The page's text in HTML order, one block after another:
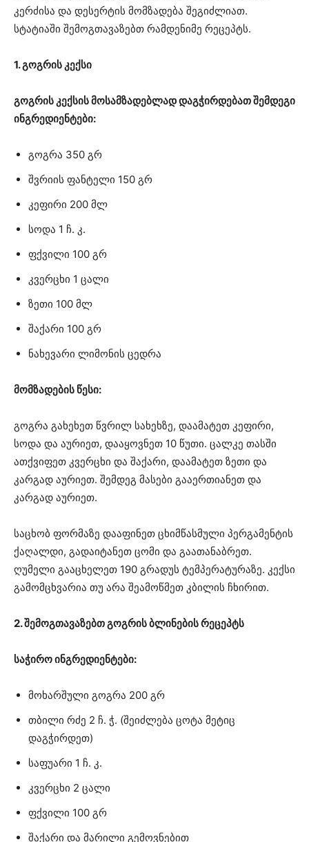
კერძისა და დესერტის მომზადება შეგიძლიათ.
სტატიაში შემოგთავაზებთ რამდენიმე რეცეპტს.
1. გოგრის კექსი
გოგრის კექსის მოსამზადებლად დაგჭირდებათ შემდეგი
ინგრედიენტები:
გოგრა 350 გრ
შვრიის ფანტელი 150 გრ
კეფირი 200 მლ
სოდა 1 ჩ. კ.
ფქვილი 100 გრ
კვერცხი 1 ცალი
ზეთი 100 მლ
შაქარი 100 გრ
ნახევარი ლიმონის ცედრა
მომზადების წესი:
გოგრა გახეხეთ წვრილ სახეხზე, დაამატეთ კეფირი,
სოდა და აურიეთ, დააყოვნეთ 10 წუთი. ცალკე თასში
ათქვიფეთ კვერცხი და შაქარი, დაამატეთ ზეთი და
კარგად აურიეთ. შემდეგ მასები გააერთიანეთ და
კარგად აურიეთ.
საცხობ ფორმაზე დააფინეთ ცხიმწასმული პერგამენტის
ქაღალდი, გადაიტანეთ ცომი და გაათანაბრეთ.
ღუმელი გააცხელეთ 190 გრადუს ტემპერატურაზე. კექსი
გამომცხვარია თუ არა შეამოწმეთ კბილის ჩხირით.
2. შემოგთავაზებთ გოგრის ბლინების რეცეპტს
საჭირო ინგრედიენტები:
მოხარშული გოგრა 200 გრ
თბილი რძე 2 ჩ. ჭ. (შეიძლება ცოტა მეტიც
დაგჭირდეთ)
საფუარი 1 ჩ. კ.
კვერცხი 2 ცალი
ფქვილი 100 გრ
შაქარი და მარილი გემოვნებით